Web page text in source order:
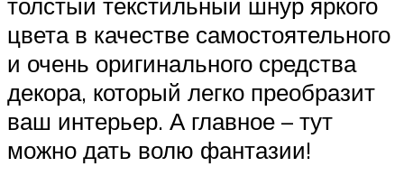
цвета в качестве самостоятельного
и очень оригинального средства
декора, который легко преобразит
ваш интерьер. А главное – тут
можно дать волю фантазии!